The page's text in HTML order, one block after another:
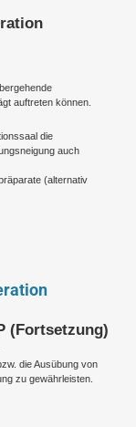
auftreten können.
die
auch
(alternativ
(Fortsetzung)
die Ausübung von
zu gewährleisten.